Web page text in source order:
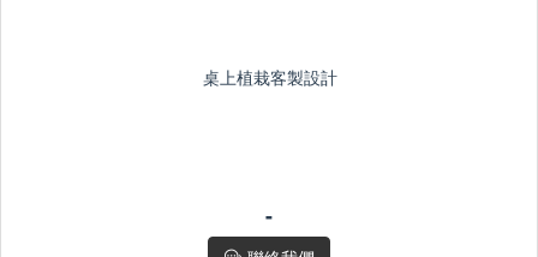
桌上植栽客製設計
植栽客製設計若有其他預算/品種等需求請或聯絡
-